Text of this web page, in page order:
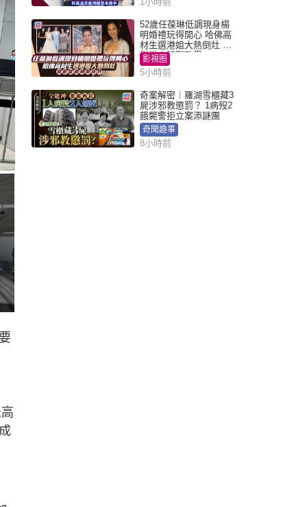
52歲任葆琳低調現身楊
明婚禮玩得開心 哈佛高
材生選港姐大熱倒灶 息
影從商轉戰政界
影視圈
5小時前
奇案解密︱羅湖雪櫃藏3
屍涉邪教懲罰？ 1病歿2
餓斃警拒立案添謎團
奇聞趣事
8小時前